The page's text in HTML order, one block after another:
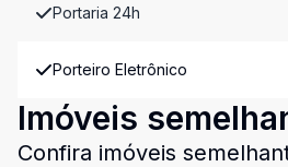
Portaria 24h
Porteiro Eletrônico
Imóveis
Confira imóveis